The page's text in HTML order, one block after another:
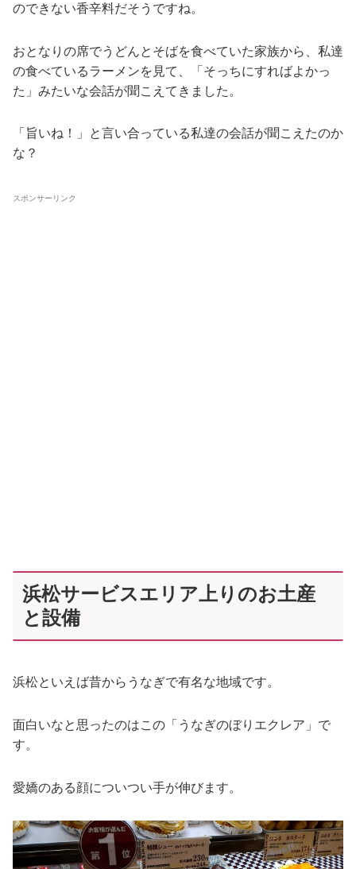
のできない香辛料だそうですね。
おとなりの席でうどんとそばを食べていた家族から、私達
の食べているラーメンを見て、「そっちにすればよかっ
た」みたいな会話が聞こえてきました。
「旨いね！」と言い合っている私達の会話が聞こえたのか
な？
スポンサーリンク
浜松サービスエリア上りのお土産
と設備
浜松といえば昔からうなぎで有名な地域です。
面白いなと思ったのはこの「うなぎのぼりエクレア」で
す。
愛嬌のある顔についつい手が伸びます。